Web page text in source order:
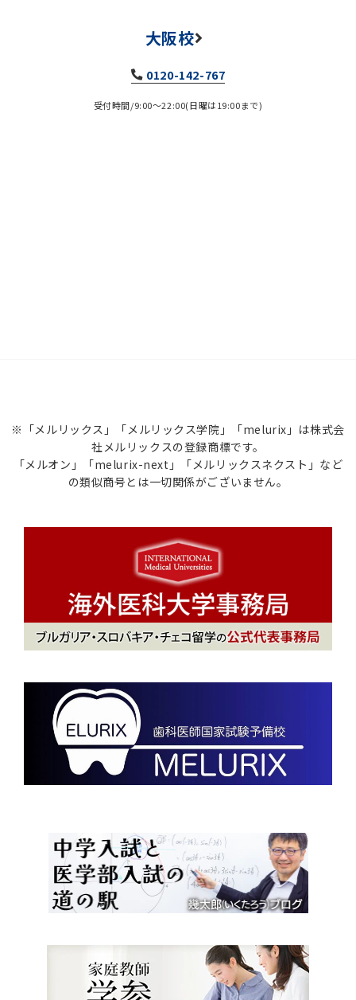
大阪校
0120-142-767
受付時間/9:00～22:00(日曜は19:00まで)
※「メルリックス」「メルリックス学院」「melurix」は株式会
社メルリックスの登録商標です。
「メルオン」「melurix-next」「メルリックスネクスト」など
の類似商号とは一切関係がございません。